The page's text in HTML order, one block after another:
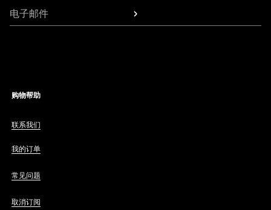
电子邮件
购物帮助
联系我们
我的订单
常见问题
取消订阅